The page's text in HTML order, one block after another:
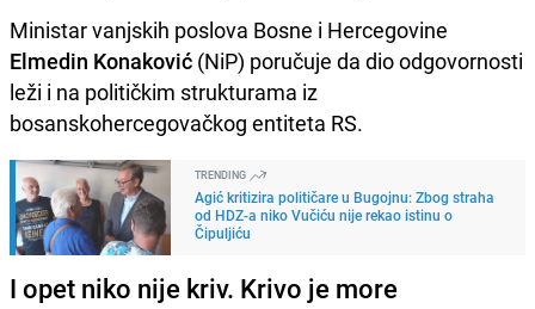
Ministar vanjskih poslova Bosne i Hercegovine
Elmedin Konaković (NiP) poručuje da dio odgovornosti
leži i na političkim strukturama iz
bosanskohercegovačkog entiteta RS.
TRENDING
Agić kritizira političare u Bugojnu: Zbog straha
od HDZ-a niko Vučiću nije rekao istinu o
Čipuljiću
I opet niko nije kriv. Krivo je more